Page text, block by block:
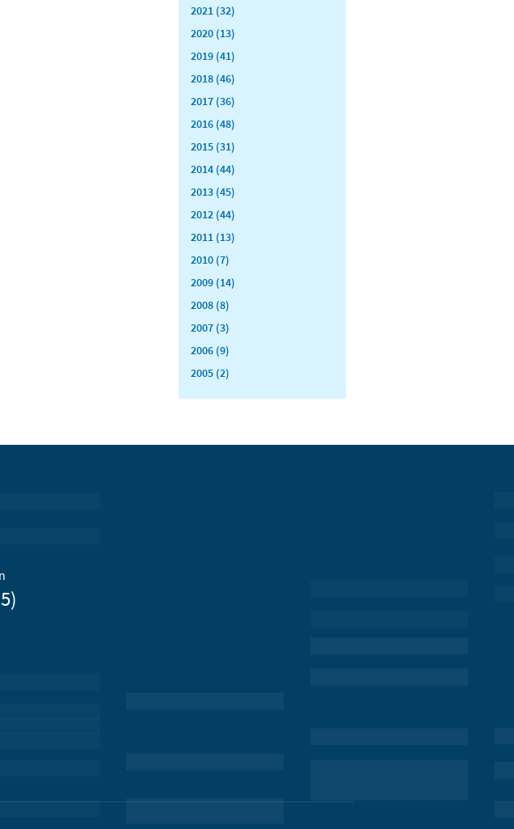
2021 (32)
2020 (13)
2019 (41)
2018 (46)
2017 (36)
2016 (48)
2015 (31)
2014 (44)
2013 (45)
2012 (44)
2011 (13)
2010 (7)
2009 (14)
2008 (8)
2007 (3)
2006 (9)
2005 (2)